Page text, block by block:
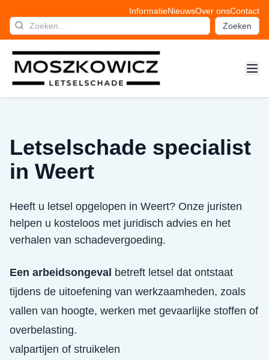
InformatieNieuwsOver onsContact
Zoeken
Letselschade specialist
in Weert
Heeft u letsel opgelopen in Weert? Onze juristen
helpen u kosteloos met juridisch advies en het
verhalen van schadevergoeding.
Een arbeidsongeval betreft letsel dat ontstaat
tijdens de uitoefening van werkzaamheden, zoals
vallen van hoogte, werken met gevaarlijke stoffen of
overbelasting.
valpartijen of struikelen